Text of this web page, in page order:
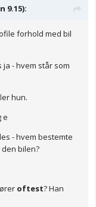
9.15):
forhold med bil
ja - hvem står som
hun.
e
- hvem bestemte
bilen?
oftest? Han